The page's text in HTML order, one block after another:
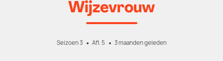
Wijzevrouw
Seizoen 3 Afl. 5 3 maanden geleden